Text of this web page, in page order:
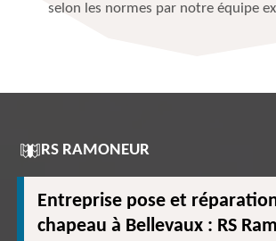
selon les normes par notre équipe
RS RAMONEUR
Entreprise pose et
chapeau à Bellevaux : RS